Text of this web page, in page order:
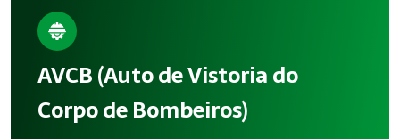
AVCB (Auto de Vistoria do
Corpo de Bombeiros)